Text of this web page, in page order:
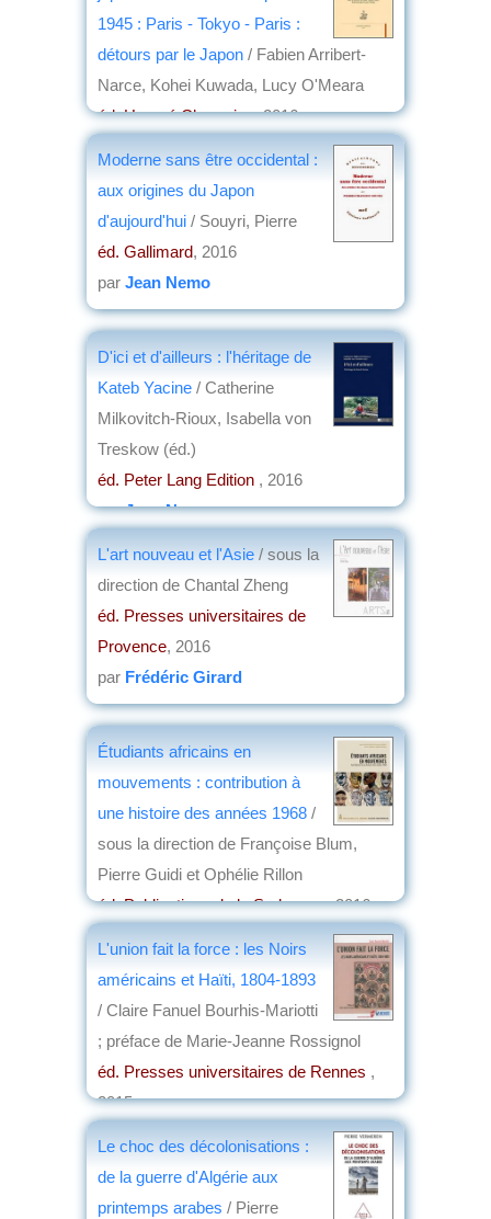
1945 : Paris - Tokyo - Paris :
détours par le Japon / Fabien Arribert-
Narce, Kohei Kuwada, Lucy O'Meara
éd. Honoré Champion, 2016
Moderne sans être occidental :
aux origines du Japon
d'aujourd'hui / Souyri, Pierre
éd. Gallimard, 2016
par Jean Nemo
D'ici et d'ailleurs : l'héritage de
Kateb Yacine / Catherine
Milkovitch-Rioux, Isabella von
Treskow (éd.)
éd. Peter Lang Edition , 2016
parJean Nemo
L'art nouveau et l'Asie / sous la
direction de Chantal Zheng
éd. Presses universitaires de
Provence, 2016
par Frédéric Girard
Étudiants africains en
mouvements : contribution à
une histoire des années 1968 /
sous la direction de Françoise Blum,
Pierre Guidi et Ophélie Rillon
éd. Publications de la Sorbonne, 2016
L'union fait la force : les Noirs
américains et Haïti, 1804-1893
/ Claire Fanuel Bourhis-Mariotti
; préface de Marie-Jeanne Rossignol
éd. Presses universitaires de Rennes ,
2015
Le choc des décolonisations :
de la guerre d'Algérie aux
printemps arabes / Pierre